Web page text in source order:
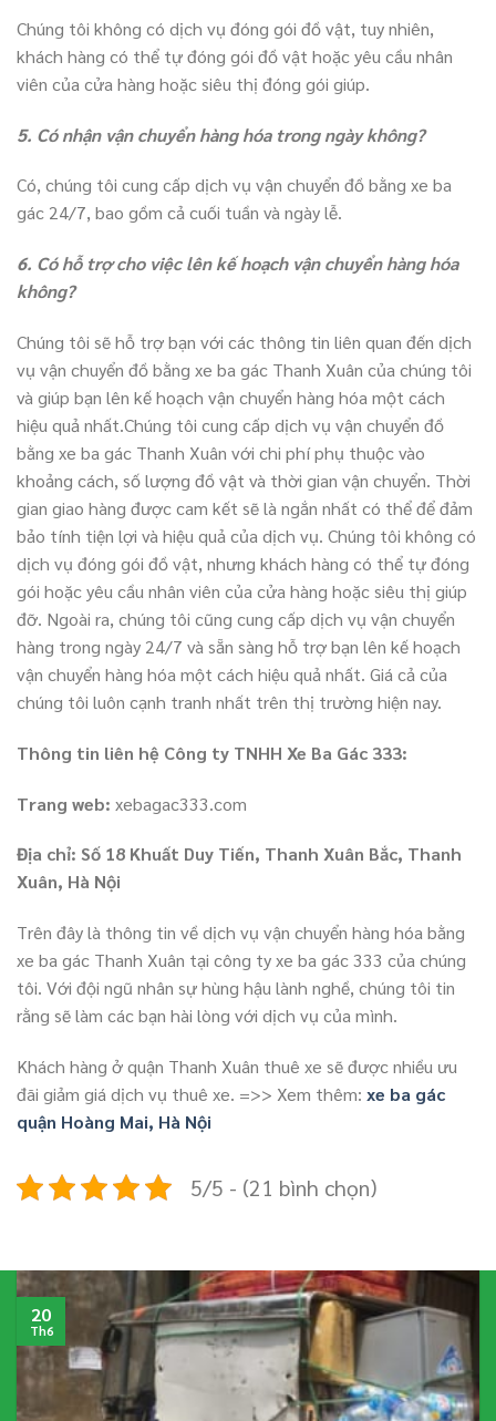
Chúng tôi không có dịch vụ đóng gói đồ vật, tuy nhiên,
khách hàng có thể tự đóng gói đồ vật hoặc yêu cầu nhân
viên của cửa hàng hoặc siêu thị đóng gói giúp.
5. Có nhận vận chuyển hàng hóa trong ngày không?
Có, chúng tôi cung cấp dịch vụ vận chuyển đồ bằng xe ba
gác 24/7, bao gồm cả cuối tuần và ngày lễ.
6. Có hỗ trợ cho việc lên kế hoạch vận chuyển hàng hóa
không?
Chúng tôi sẽ hỗ trợ bạn với các thông tin liên quan đến dịch
vụ vận chuyển đồ bằng xe ba gác Thanh Xuân của chúng tôi
và giúp bạn lên kế hoạch vận chuyển hàng hóa một cách
hiệu quả nhất.Chúng tôi cung cấp dịch vụ vận chuyển đồ
bằng xe ba gác Thanh Xuân với chi phí phụ thuộc vào
khoảng cách, số lượng đồ vật và thời gian vận chuyển. Thời
gian giao hàng được cam kết sẽ là ngắn nhất có thể để đảm
bảo tính tiện lợi và hiệu quả của dịch vụ. Chúng tôi không có
dịch vụ đóng gói đồ vật, nhưng khách hàng có thể tự đóng
gói hoặc yêu cầu nhân viên của cửa hàng hoặc siêu thị giúp
đỡ. Ngoài ra, chúng tôi cũng cung cấp dịch vụ vận chuyển
hàng trong ngày 24/7 và sẵn sàng hỗ trợ bạn lên kế hoạch
vận chuyển hàng hóa một cách hiệu quả nhất. Giá cả của
chúng tôi luôn cạnh tranh nhất trên thị trường hiện nay.
Thông tin liên hệ Công ty TNHH Xe Ba Gác 333:
Trang web: xebagac333.com
Địa chỉ: Số 18 Khuất Duy Tiến, Thanh Xuân Bắc, Thanh
Xuân, Hà Nội
Trên đây là thông tin về dịch vụ vận chuyển hàng hóa bằng
xe ba gác Thanh Xuân tại công ty xe ba gác 333 của chúng
tôi. Với đội ngũ nhân sự hùng hậu lành nghề, chúng tôi tin
rằng sẽ làm các bạn hài lòng với dịch vụ của mình.
Khách hàng ở quận Thanh Xuân thuê xe sẽ được nhiều ưu
đãi giảm giá dịch vụ thuê xe. =>> Xem thêm: xe ba gác
quận Hoàng Mai, Hà Nội
5/5 - (21 bình chọn)
20
Th6